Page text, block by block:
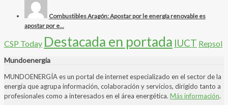
Combustibles Aragón: Apostar por le energía renovable es
apostar por e...
CSP Today Destacada en portada IUCT Repsol
Mundoenergia
MUNDOENERGÍA es un portal de internet especializado en el sector de la
energía que agrupa información, colaboración y servicios, dirigido tanto a
profesionales como a interesados en el área energética. Más información.